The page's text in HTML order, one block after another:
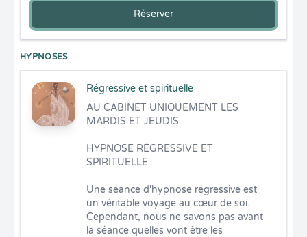
Réserver
HYPNOSES
Régressive et spirituelle
AU CABINET UNIQUEMENT LES
MARDIS ET JEUDIS
HYPNOSE RÉGRESSIVE ET
SPIRITUELLE
Une séance d'hypnose régressive est
un véritable voyage au cœur de soi.
Cependant, nous ne savons pas avant
la séance quelles vont être les